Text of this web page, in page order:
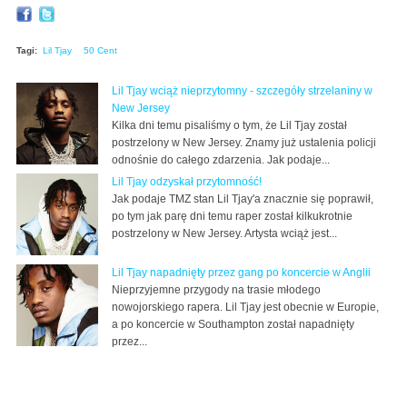
Tagi: Lil Tjay 50 Cent
Lil Tjay wciąż nieprzytomny - szczegóły strzelaniny w
New Jersey
Kilka dni temu pisaliśmy o tym, że Lil Tjay został
postrzelony w New Jersey. Znamy już ustalenia policji
odnośnie do całego zdarzenia. Jak podaje...
Lil Tjay odzyskał przytomność!
Jak podaje TMZ stan Lil Tjay'a znacznie się poprawił,
po tym jak parę dni temu raper został kilkukrotnie
postrzelony w New Jersey. Artysta wciąż jest...
Lil Tjay napadnięty przez gang po koncercie w Anglii
Nieprzyjemne przygody na trasie młodego
nowojorskiego rapera. Lil Tjay jest obecnie w Europie,
a po koncercie w Southampton został napadnięty
przez...